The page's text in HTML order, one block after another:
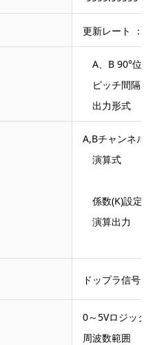
更新レート ：
A、B 90°位相
ピッチ間隔
出力形式 ：
A,Bチャンネル
演算式 ：A-
係数(K)設定
演算出力 ：
ドップラ信号
0～5Vロジック
周波数範囲 ：